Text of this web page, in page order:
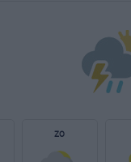
zo